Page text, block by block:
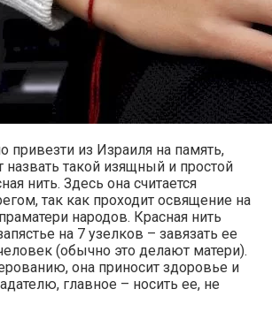
привезти из Израиля на память,
назвать такой изящный и простой
нить. Здесь она считается
так как проходит освящение на
народов. Красная нить
на 7 узелков – завязать ее
(обычно это делают матери).
она приносит здоровье и
главное – носить ее, не